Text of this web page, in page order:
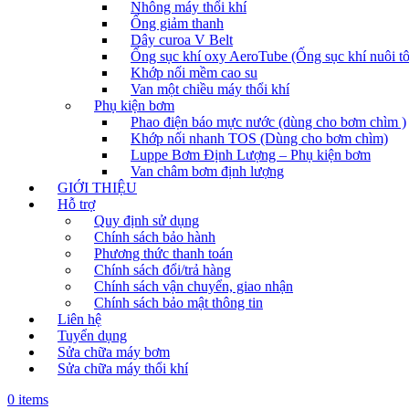
Nhông máy thổi khí
Ống giảm thanh
Dây curoa V Belt
Ống sục khí oxy AeroTube (Ống sục khí nuôi
Khớp nối mềm cao su
Van một chiều máy thổi khí
Phụ kiện bơm
Phao điện báo mực nước (dùng cho bơm chìm )
Khớp nối nhanh TOS (Dùng cho bơm chìm)
Luppe Bơm Định Lượng – Phụ kiện bơm
Van châm bơm định lượng
GIỚI THIỆU
Hỗ trợ
Quy định sử dụng
Chính sách bảo hành
Phương thức thanh toán
Chính sách đổi/trả hàng
Chính sách vận chuyển, giao nhận
Chính sách bảo mật thông tin
Liên hệ
Tuyển dụng
Sửa chữa máy bơm
Sửa chữa máy thổi khí
0 items